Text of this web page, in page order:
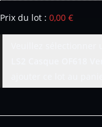
Prix du lot : 0,00 €